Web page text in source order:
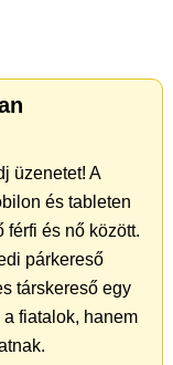
üzenetet! A
és tableten
férfi és nő között.
párkereső
társkereső egy
fiatalok, hanem